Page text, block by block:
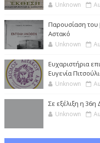
Unknown
Παρουσίαση του
Αστακό
Unknown
Ευχαριστήρια
Ευγενία
Unknown
Σε εξέλιξη η 36η
Unknown